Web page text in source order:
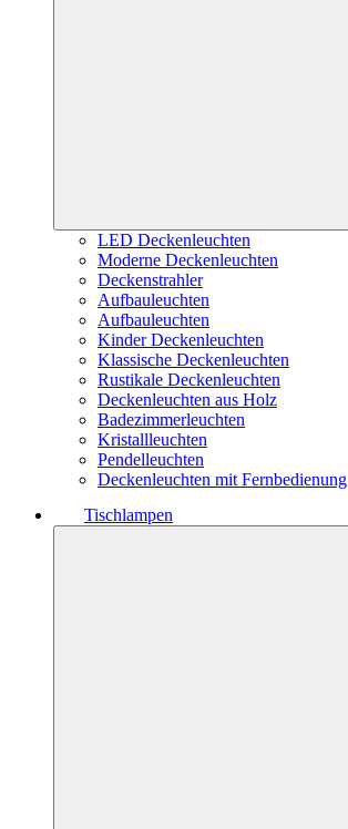
LED Deckenleuchten
Moderne Deckenleuchten
Deckenstrahler
Aufbauleuchten
Aufbauleuchten
Kinder Deckenleuchten
Klassische Deckenleuchten
Rustikale Deckenleuchten
Deckenleuchten aus Holz
Badezimmerleuchten
Kristallleuchten
Pendelleuchten
Deckenleuchten mit Fernbedienung
Tischlampen